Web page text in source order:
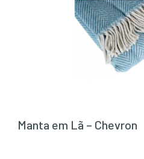
Manta em Lã – Chevron